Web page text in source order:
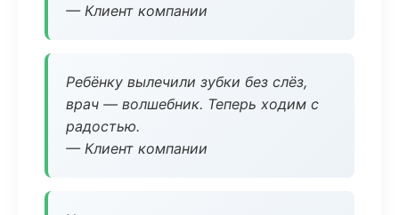
— Клиент компании
Ребёнку вылечили зубки без слёз,
врач — волшебник. Теперь ходим с
радостью.
— Клиент компании